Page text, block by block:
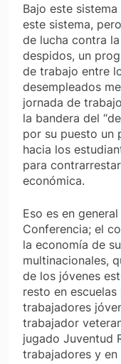
Bajo este
este sistema,
de lucha contra
despidos, un
de trabajo entre
desempleados
jornada de
la bandera del
por su puesto un
hacia los
para
económica.
Eso es en
Conferencia; el
la economía de
multinacionales,
de los jóvenes
resto en
trabajadores
trabajador
jugado Juventud
trabajadores y